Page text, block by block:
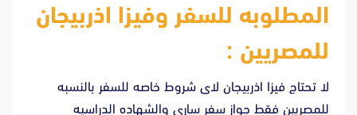
المطلوبه للسفر وفيزا اذربيجان
للمصريين :
لا تحتاج فيزا اذربيجان لاى شروط خاصه للسفر بالنسبه
للمصريين فقط جواز سفر سارى والشهاده الدراسيه